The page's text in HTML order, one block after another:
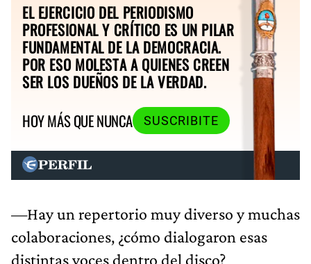
EL EJERCICIO DEL PERIODISMO
PROFESIONAL Y CRÍTICO ES UN PILAR
FUNDAMENTAL DE LA DEMOCRACIA.
POR ESO MOLESTA A QUIENES CREEN
SER LOS DUEÑOS DE LA VERDAD.
HOY MÁS QUE NUNCA
SUSCRIBITE
—Hay un repertorio muy diverso y muchas
colaboraciones, ¿cómo dialogaron esas
distintas voces dentro del disco?